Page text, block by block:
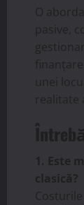
O
pasive,
unei
realitate
1. Este
clasică?